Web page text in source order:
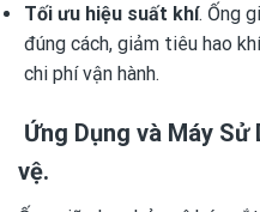
Tối ưu hiệu suất khí. Ống
đúng cách, giảm tiêu hao
chi phí vận hành.
Ứng Dụng và Máy
vệ.